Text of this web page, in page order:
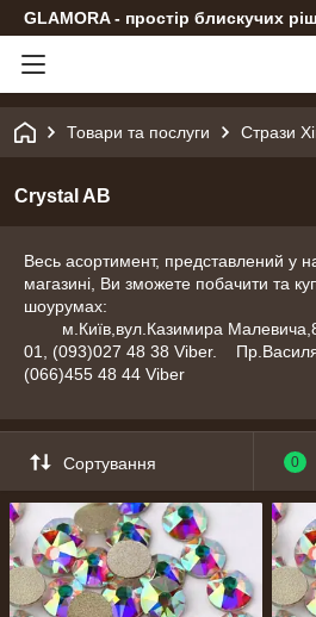
GLAMORA - простір блискучих
Товари та послуги Стрази
Crystal AB
Весь асортимент, представлений у
магазині, Ви зможете побачити та
м.Київ,вул.Казимира
01, (093)027 48 38 Viber.
(066)455 48 44 Viber
Сортування 0